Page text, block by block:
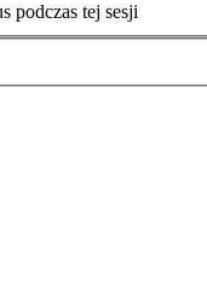
podczas tej sesji